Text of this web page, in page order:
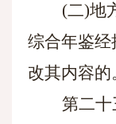
(二)地
综合年鉴
改其内容的
第二十